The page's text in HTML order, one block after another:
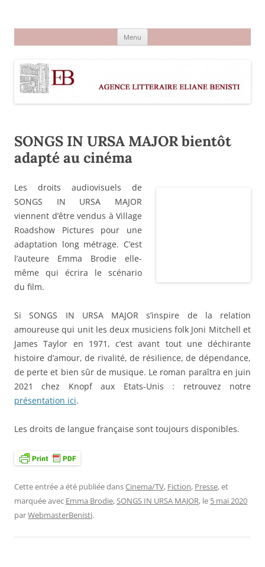
Menu
SONGS IN URSA MAJOR bientôt
adapté au cinéma
Les droits audiovisuels de
SONGS IN URSA MAJOR
viennent d’être vendus à Village
Roadshow Pictures pour une
adaptation long métrage. C’est
l’auteure Emma Brodie elle-
même qui écrira le scénario
du film.
Si SONGS IN URSA MAJOR s’inspire de la relation
amoureuse qui unit les deux musiciens folk Joni Mitchell et
James Taylor en 1971, c’est avant tout une déchirante
histoire d’amour, de rivalité, de résilience, de dépendance,
de perte et bien sûr de musique. Le roman paraîtra en juin
2021 chez Knopf aux Etats-Unis : retrouvez notre
présentation ici.
Les droits de langue française sont toujours disponibles.
Cette entrée a été publiée dansCinema/TV, Fiction, Presse, et
marquée avec Emma Brodie,SONGS IN URSA MAJOR, le 5 mai 2020
parWebmasterBenisti.